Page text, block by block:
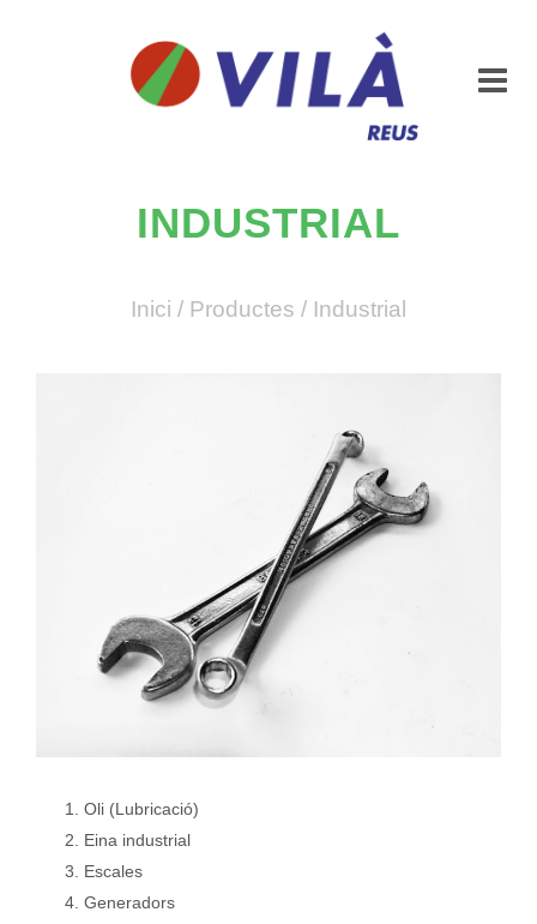
INDUSTRIAL
Inici / Productes / Industrial
Oli (Lubricació)
Eina industrial
Escales
Generadors